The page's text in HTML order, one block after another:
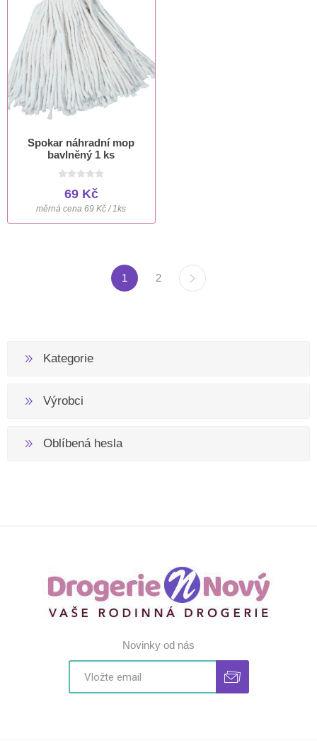
Spokar náhradní mop
bavlněný 1 ks
69 Kč
měrná cena 69 Kč / 1ks
1 2
Kategorie
Výrobci
Oblíbená hesla
Novinky od nás